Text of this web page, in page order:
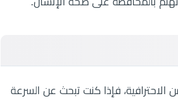
فإذا كنت تبحث عن السرعة